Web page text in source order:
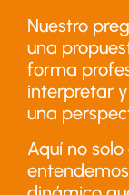
Nuestro
una
forma
interpretar
una
Aquí no